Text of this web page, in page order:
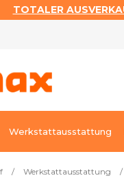
TOTALER
Werkstattausstattung
/ Werkstattausstattung /